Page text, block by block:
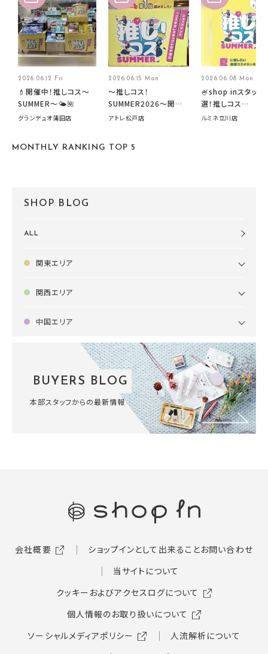
2026.06.12 Fri
💄開催中！推しコス〜
SUMMER〜🌤️🌺
グランデュオ蒲田店
2026.06.15 Mon
～推しコス！
SUMMER2026～開催
中です！
アトレ松戸店
2026.06.08 Mon
🍧shop inスタッフ
選！推しコス
summer2026開催
ルミネ立川店
MONTHLY RANKING TOP 5
SHOP BLOG
ALL
関東エリア
関西エリア
中国エリア
BUYERS BLOG
本部スタッフからの最新情報
会社概要 ショップインとして出来ることお問い合わせ
当サイトについて
クッキーおよびアクセスログについて
個人情報のお取り扱いについて
ソーシャルメディアポリシー
人流解析について